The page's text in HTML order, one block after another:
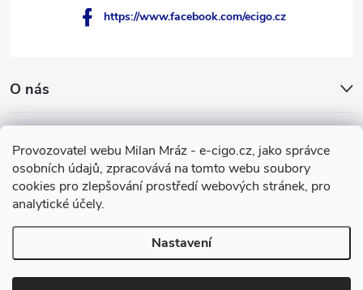
Provozovatel webu Milan Mráz - e-cigo.cz, jako správce
osobních údajů, zpracovává na tomto webu soubory
cookies pro zlepšování prostředí webových stránek, pro
analytické účely.
Nastavení
O nás
Facebook
https://www.facebook.com/ecigo.cz
Copyright 2007-2026e-cigo.cz. Všechna práva vyhrazena.